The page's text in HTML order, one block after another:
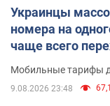
Украинцы
номера на
чаще всего
Мобильные тарифы
9.08.2026 23:48